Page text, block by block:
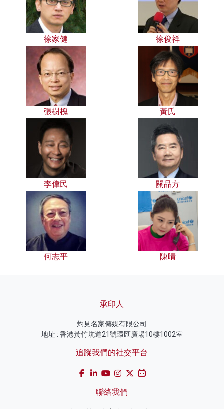
徐家健 徐俊祥
張樹槐 黃氏
李偉民 關品方
何志平 陳晴
承印人
灼見名家傳媒有限公司
地址 : 香港黃竹坑道21號環匯廣場10樓1002室
追蹤我們的社交平台
聯絡我們